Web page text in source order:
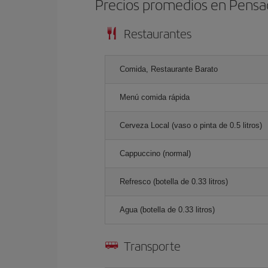
Precios promedios en
Restaurantes
Comida, Restaurante Barato
Menú comida rápida
Cerveza Local (vaso o pinta de 0.5 litros)
Cappuccino (normal)
Refresco (botella de 0.33 litros)
Agua (botella de 0.33 litros)
Transporte